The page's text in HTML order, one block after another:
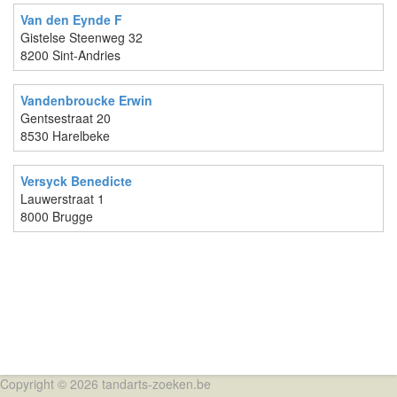
Van den Eynde F
Gistelse Steenweg 32
8200 Sint-Andries
Vandenbroucke Erwin
Gentsestraat 20
8530 Harelbeke
Versyck Benedicte
Lauwerstraat 1
8000 Brugge
Copyright © 2026 tandarts-zoeken.be